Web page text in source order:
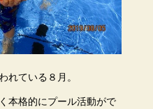
れている８月。
本格的にプール活動がで